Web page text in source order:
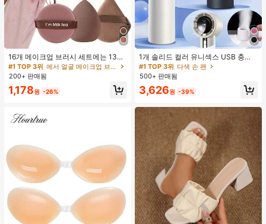
16개 메이크업 브러시 세트에는 13개
메이크업 브러시, 1개 눈물 모양 메이
크업 스펀지, 1개 둥근 쿠션 파우더 브
러시, 1개 삼각형 메이크업 스펀지가
포함되어 있습니다 - 클래식 세트. 부
드럽고 피부 친화적인 합성 모로 만들
며, 가을과 겨울에 이상적입니다.
#1 TOP 3위
에서 얼굴 메이크업 브러시 세트
200+ 판매됨
1,178원 -26%
1개 솔리드 컬러 유니섹스 USB 충전
식 휴대용 100단 고풍량 장시간 배터
리 수명 미니 핸드헬드 팬 LCD 디스플
레이 일상용, 여행용
#1 TOP 3위 다색 손 팬
500+ 판매됨
3,626원 -39%